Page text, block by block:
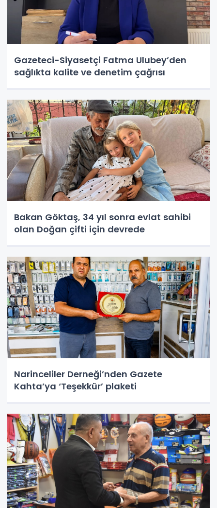
Gazeteci-Siyasetçi Fatma Ulubey’den
sağlıkta kalite ve denetim çağrısı
Bakan Göktaş, 34 yıl sonra evlat sahibi
olan Doğan çifti için devrede
Narinceliler Derneği’nden Gazete
Kahta’ya ‘Teşekkür’ plaketi